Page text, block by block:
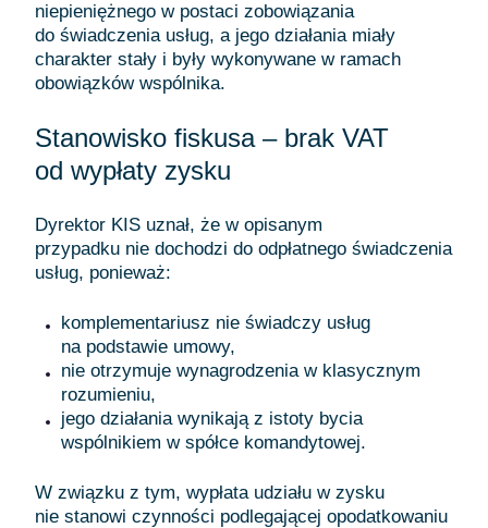
niepieniężnego w postaci zobowiązania
do świadczenia usług, a jego działania miały
charakter stały i były wykonywane w ramach
obowiązków wspólnika.
Stanowisko fiskusa – brak VAT
od wypłaty zysku
Dyrektor KIS uznał, że w opisanym
przypadku nie dochodzi do odpłatnego świadczenia
usług, ponieważ:
komplementariusz nie świadczy usług
na podstawie umowy,
nie otrzymuje wynagrodzenia w klasycznym
rozumieniu,
jego działania wynikają z istoty bycia
wspólnikiem w spółce komandytowej.
W związku z tym, wypłata udziału w zysku
nie stanowi czynności podlegającej opodatkowaniu